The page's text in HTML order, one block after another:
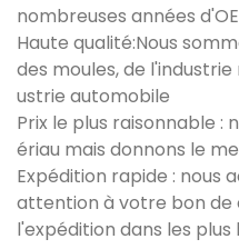
nombreuses années
Haute qualité:Nous
des moules, de
ustrie automobile
Prix ​​le plus raisonnable :
ériau mais donnons le
Expédition rapide : nous
attention à votre bon de
l'expédition dans les plus